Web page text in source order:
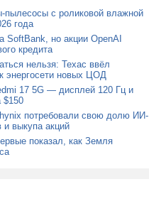
пылесосы с роликовой влажной
года
SoftBank, но акции OpenAI
кредита
нельзя: Техас ввёл
энергосети новых ЦОД
17 5G — дисплей 120 Гц и
$150
потребовали свою долю ИИ-
выкупа акций
показал, как Земля